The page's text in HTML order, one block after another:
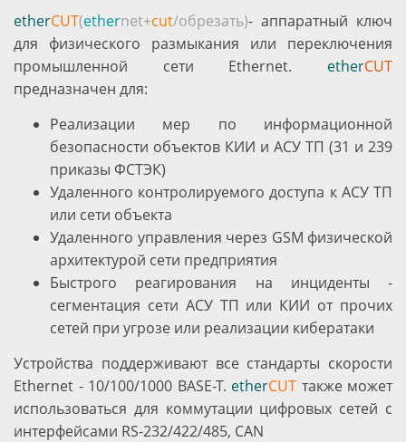
etherCUT(ethernet+cut/обрезать)- аппаратный ключ
для физического размыкания или переключения
промышленной сети Ethernet. etherCUT
предназначен для:
Реализации мер по информационной
безопасности объектов КИИ и АСУ ТП (31 и 239
приказы ФСТЭК)
Удаленного контролируемого доступа к АСУ ТП
или сети объекта
Удаленного управления через GSM физической
архитектурой сети предприятия
Быстрого реагирования на инциденты -
сегментация сети АСУ ТП или КИИ от прочих
сетей при угрозе или реализации кибератаки
Устройства поддерживают все стандарты скорости
Ethernet - 10/100/1000 BASE-T. etherCUT также может
использоваться для коммутации цифровых сетей с
интерфейсами RS-232/422/485, CAN